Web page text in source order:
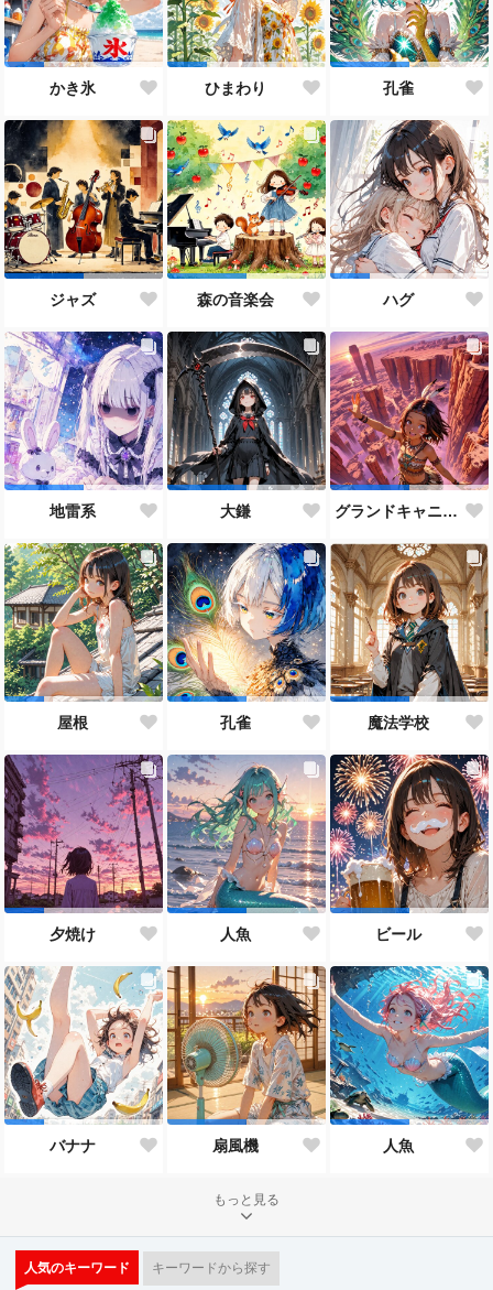
かき氷 ひまわり 孔雀
ジャズ 森の音楽会 ハグ
地雷系 大鎌 グランドキャニオン
屋根 孔雀 魔法学校
夕焼け 人魚 ビール
バナナ 扇風機 人魚
もっと見る
人気のキーワード キーワードから探す